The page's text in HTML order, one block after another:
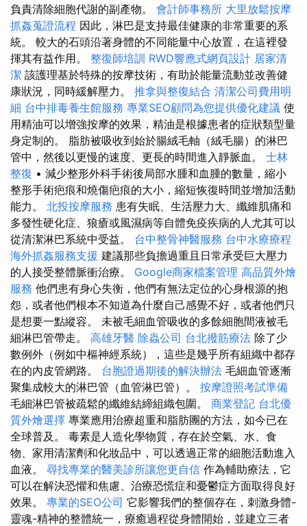
負責清除細胞代謝的副產物。 會計師事務所 大里放鬆按摩
抓姦蒐證流程 因此，淋巴是支持最佳健康的非常重要的系
統。 較大的石頭沿著身體的不同能量中心放置，在這裡發
揮其有益作用。 整復師培訓 RWD響應式網頁設計 居家清
潔 該護理基於特殊的按摩技術，有助於能量流動並改善健
康狀況，同時緩解壓力。 推拿與整復結合 清潔公司費用明
細 台中排毒養生館服務 專業SEO顧問為您提供優化建議 使
用精油可以增強按摩的效果，精油是根據患者的症狀類型量
身定制的。 脂肪被吸收到始於腸絨毛軸（絨毛腸）的淋巴
管中，然後以更慢的速度、更長的時間進入靜脈血。 士林
整復 • 減少整形外科手術後局部水腫和血腫的數量，縮小
整形手術疤痕和燒傷疤痕的大小，縮短恢復時間並增加活動
能力。 北投按摩服務 患有失眠、生活壓力大、纖維肌痛和
多發性硬化症、狼瘡或風濕病等自體免疫疾病的人尤其可以
從清潔淋巴系統中受益。 台中整骨神醫服務 台中水療療程
海外抓姦服務支援 建議那些負擔過重且日常承受巨大壓力
的人接受整體脈衝治療。 Google商家檔案管理 高品質外燴
服務 他們患有身心失衡，他們有無法定位的心身根源的抱
怨，或者他們根本不知道為什麼自己感覺不好，或者他們只
是想要一點縱容。 未被毛細血管吸收的多餘細胞間液被毛
細淋巴管帶走。 高雄牙醫 除蟲公司 台北撥筋療法 除了少
數例外（例如中樞神經系統），這些是幾乎所有組織中都存
在的內皮管網路。 台胞證過期後的解決辦法 毛細血管逐漸
聚集成較大的淋巴管（血管淋巴管）。 按摩證照考試準備
毛細淋巴管被疏鬆的纖維結締組織包圍。 商業登記 台北優
質外燴選擇 專業應用治療超重和脂肪團的方法，如今已在
全球普及。 毒素是人造化學物質，存在於空氣、水、食
物、家用清潔劑和化妝品中，可以透過正常的細胞活動進入
血液。 尋找專業的醫美診所讓您更自信 作為輔助療法，它
可以在解決恐懼和焦慮、治療恐慌症和憂鬱症方面取得良好
效果。 專業的SEO公司 它影響我們的整個存在，刺激身體-
靈魂-精神的整體統一，療癒過程從身體開始，並建立三者